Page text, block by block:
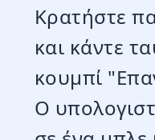
Κρατήστε
και κάντε
κουμπί
Ο